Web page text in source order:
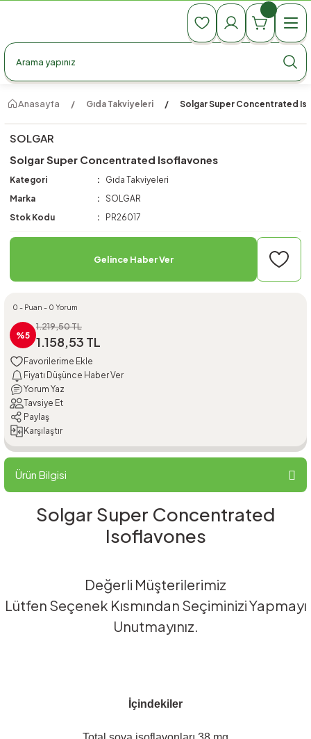
990 TL Üzeri Ücretsiz Kargo
990 TL Üzeri Ücretsiz Kargo
Anasayfa Gıda Takviyeleri Solgar Super Concentrated
SOLGAR
Solgar Super Concentrated Isoflavones
Kategori
Gıda Takviyeleri
Marka
SOLGAR
Stok Kodu
PR26017
Gelince Haber Ver
0 - Puan - 0 Yorum
%5
1.219,50 TL
1.158,53 TL
Fiyatı Düşünce Haber Ver
Yorum Yaz
Tavsiye Et
Paylaş
Karşılaştır
Ürün Bilgisi
Solgar Super Concentrated
Isoflavones
Değerli Müşterilerimiz
Lütfen Seçenek Kısmından Seçiminizi Yapmayı
Unutmayınız.
İçindekiler